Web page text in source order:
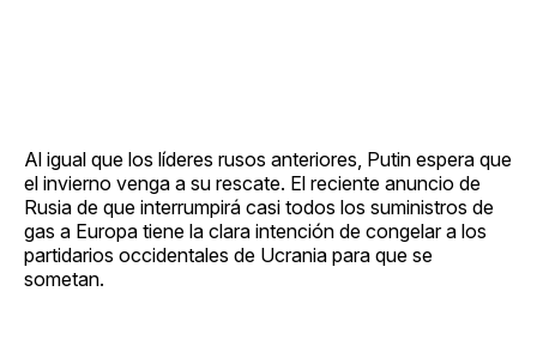
Al igual que los líderes rusos anteriores, Putin espera que
el invierno venga a su rescate. El reciente anuncio de
Rusia de que interrumpirá casi todos los suministros de
gas a Europa tiene la clara intención de congelar a los
partidarios occidentales de Ucrania para que se
sometan.